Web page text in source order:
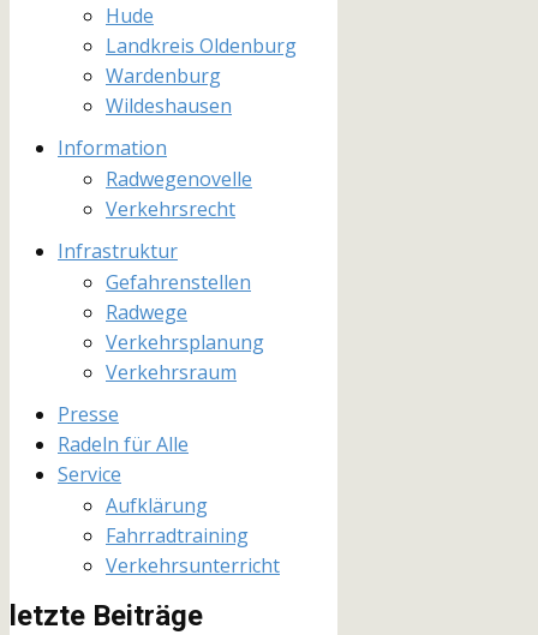
Hude
Landkreis Oldenburg
Wardenburg
Wildeshausen
Information
Radwegenovelle
Verkehrsrecht
Infrastruktur
Gefahrenstellen
Radwege
Verkehrsplanung
Verkehrsraum
Presse
Radeln für Alle
Service
Aufklärung
Fahrradtraining
Verkehrsunterricht
letzte Beiträge